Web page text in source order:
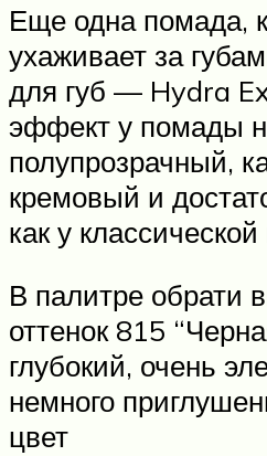
Еще одна помада,
ухаживает за
для губ — Hydra
эффект у помады
полупрозрачный,
кремовый и
как у
В палитре обрати
оттенок 815
глубокий, очень
немного
цвет